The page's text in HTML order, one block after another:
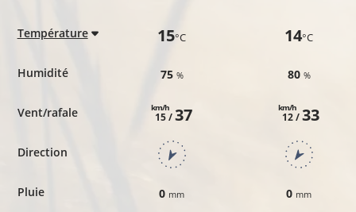
Température
Humidité
Vent/rafale
Direction
Pluie
15°C
75 %
15 /
km/h 37
0 mm
14°C
80 %
12 /
km/h 33
0 mm